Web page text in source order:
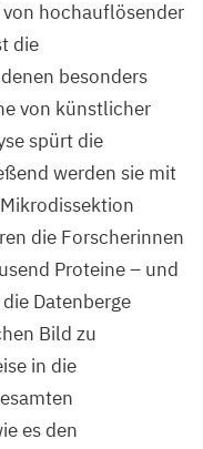
hochauflösender
die
besonders
von künstlicher
spürt die
werden sie mit
die Forscherinnen
Proteine – und
Datenberge
Bild zu
in die
es den